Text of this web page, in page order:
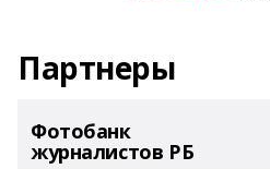
Партнеры
Фотобанк
журналистов РБ